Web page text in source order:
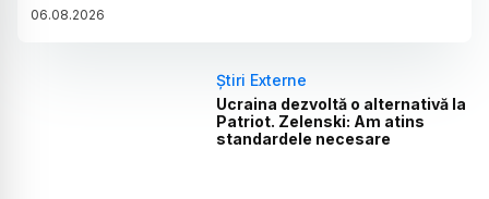
06.08.2026
Știri Externe
Ucraina dezvoltă o alternativă la
Patriot. Zelenski: Am atins
standardele necesare